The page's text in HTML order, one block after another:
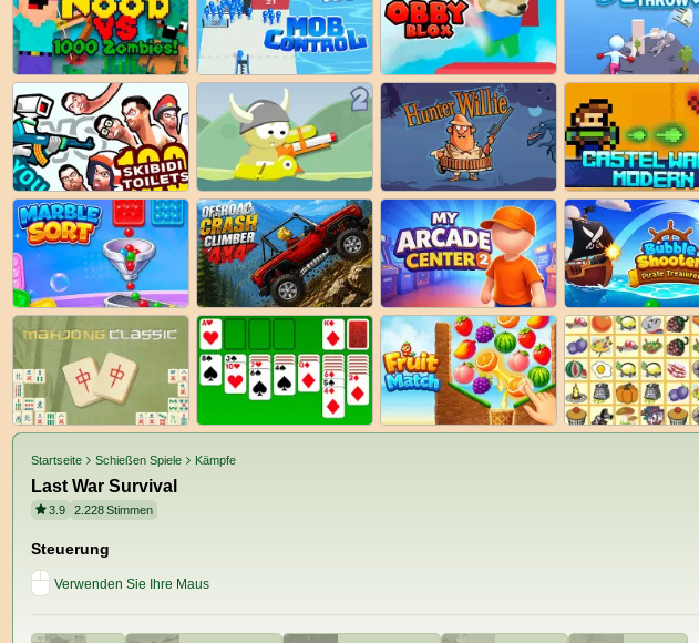
Startseite Schießen Spiele Kämpfe
Last War Survival
3.9 2.228Stimmen
Steuerung
Verwenden Sie Ihre Maus